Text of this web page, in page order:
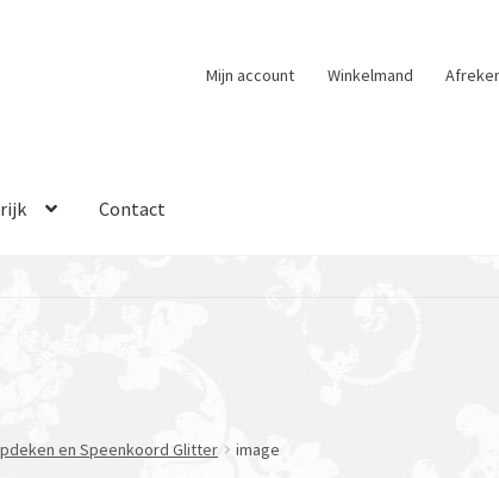
Mijn account Winkelmand
Contact
en Speenkoord Glitter image